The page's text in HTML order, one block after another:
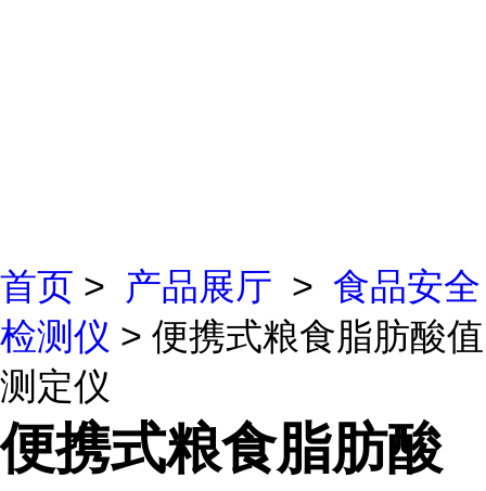
首页 > 产品展厅 > 食品安全
检测仪 > 便携式粮食脂肪酸值
测定仪
便携式粮食脂肪酸